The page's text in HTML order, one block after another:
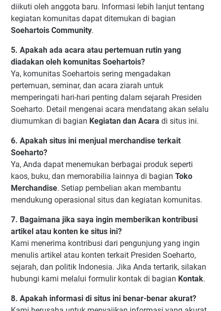
diikuti oleh anggota baru. Informasi lebih lanjut tentang
kegiatan komunitas dapat ditemukan di bagian
Soehartois Community.
5. Apakah ada acara atau pertemuan rutin yang
diadakan oleh komunitas Soehartois?
Ya, komunitas Soehartois sering mengadakan
pertemuan, seminar, dan acara ziarah untuk
memperingati hari-hari penting dalam sejarah Presiden
Soeharto. Detail mengenai acara mendatang akan selalu
diumumkan di bagian Kegiatan dan Acara di situs ini.
6. Apakah situs ini menjual merchandise terkait
Soeharto?
Ya, Anda dapat menemukan berbagai produk seperti
kaos, buku, dan memorabilia lainnya di bagian Toko
Merchandise. Setiap pembelian akan membantu
mendukung operasional situs dan kegiatan komunitas.
7. Bagaimana jika saya ingin memberikan kontribusi
artikel atau konten ke situs ini?
Kami menerima kontribusi dari pengunjung yang ingin
menulis artikel atau konten terkait Presiden Soeharto,
sejarah, dan politik Indonesia. Jika Anda tertarik, silakan
hubungi kami melalui formulir kontak di bagian Kontak.
8. Apakah informasi di situs ini benar-benar akurat?